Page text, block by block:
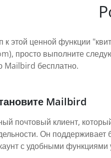
к этой ценной функции
просто выполните
Mailbird бесплатно.
Mailbird
почтовый клиент,
Он
с удобными